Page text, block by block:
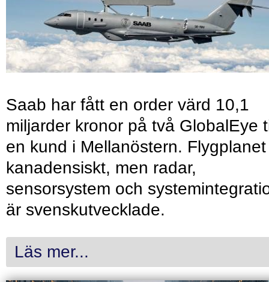
Saab har fått en order värd 10,1
miljarder kronor på två GlobalEye
en kund i Mellanöstern.
kanadensiskt, men radar,
sensorsystem och
är svenskutvecklade.
Läs mer...